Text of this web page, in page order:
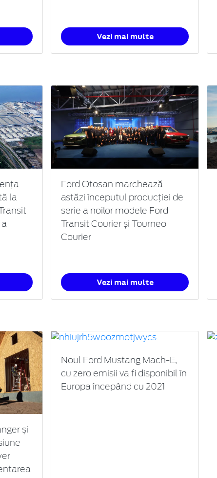
Vezi mai multe
la
a
Ford Otosan marchează
astăzi începutul producției de
serie a noilor modele Ford
Transit Courier și Tourneo
Courier
Vezi mai multe
și
Noul Ford Mustang Mach-E,
cu zero emisii va fi disponibil în
Europa începând cu 2021